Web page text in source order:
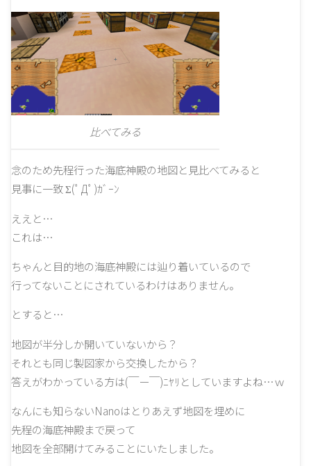
比べてみる
念のため先程行った海底神殿の地図と見比べてみると
見事に一致 Σ(ﾟДﾟ)ｶﾞｰﾝ
ええと…
これは…
ちゃんと目的地の海底神殿には辿り着いているので
行ってないことにされているわけはありません。
とすると…
地図が半分しか開いていないから？
それとも同じ製図家から交換したから？
答えがわかっている方は(￣ー￣)ﾆﾔﾘとしていますよね…ｗ
なんにも知らないNanoはとりあえず地図を埋めに
先程の海底神殿まで戻って
地図を全部開けてみることにいたしました。